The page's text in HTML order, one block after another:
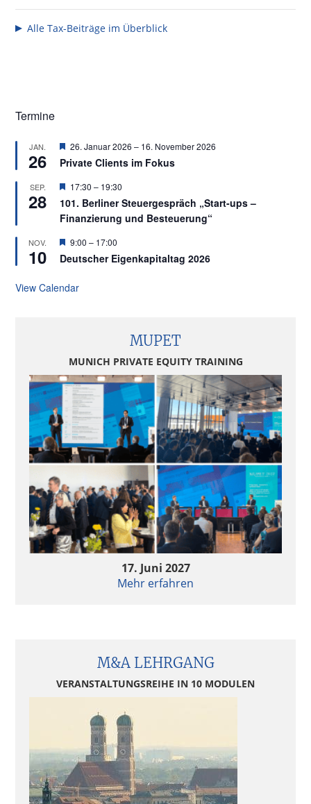
Alle Tax-Beiträge im Überblick
Seitenspalte
Termine
JAN.
26
Featured
26. Januar 2026 – 16. November 2026
Private Clients im Fokus
SEP.
28
Featured
17:30 – 19:30
101. Berliner Steuergespräch „Start-ups –
Finanzierung und Besteuerung“
NOV.
10
Featured
9:00 – 17:00
Deutscher Eigenkapitaltag 2026
View Calendar
MUPET
MUNICH PRIVATE EQUITY TRAINING
17. Juni 2027
Mehr erfahren
M&A LEHRGANG
VERANSTALTUNGSREIHE IN 10 MODULEN